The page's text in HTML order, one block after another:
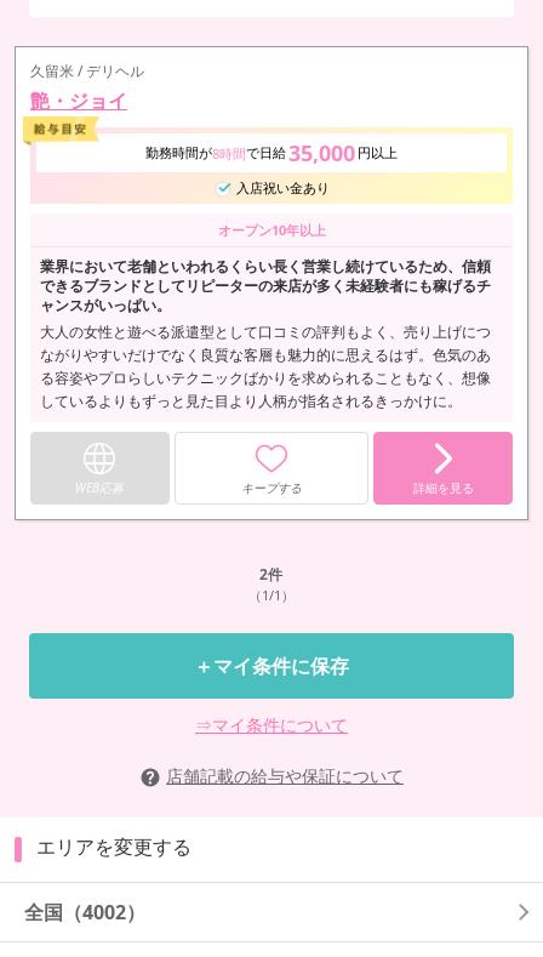
久留米 / デリヘル
艶・ジョイ
勤務時間が8時間で日給35,000 円以上
入店祝い金あり
オープン10年以上
業界において老舗といわれるくらい長く営業し続けているため、信頼
できるブランドとしてリピーターの来店が多く未経験者にも稼げるチ
ャンスがいっぱい。
大人の女性と遊べる派遣型として口コミの評判もよく、売り上げにつ
ながりやすいだけでなく良質な客層も魅力的に思えるはず。色気のあ
る容姿やプロらしいテクニックばかりを求められることもなく、想像
しているよりもずっと見た目より人柄が指名されるきっかけに。
WEB応募 キープする 詳細を見る
2件
（1/1）
＋マイ条件に保存
⇒マイ条件について
店舗記載の給与や保証について
エリアを変更する
全国 （4002）